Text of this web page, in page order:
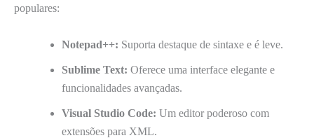
populares:
Notepad++: Suporta destaque de sintaxe e é leve.
Sublime Text: Oferece uma interface elegante e
funcionalidades avançadas.
Visual Studio Code: Um editor poderoso com
extensões para XML.